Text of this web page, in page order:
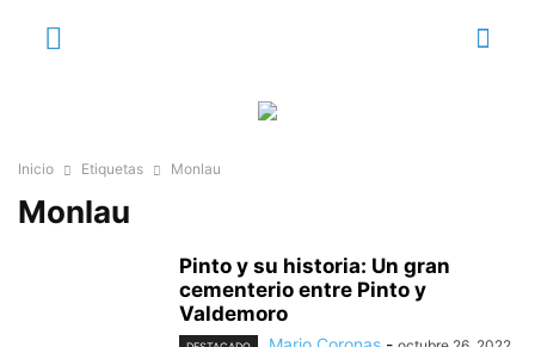
Inicio Etiquetas Monlau
Monlau
Pinto y su historia: Un gran
cementerio entre Pinto y
Valdemoro